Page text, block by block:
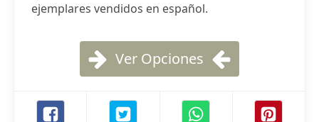
ejemplares vendidos en español.
Ver Opciones